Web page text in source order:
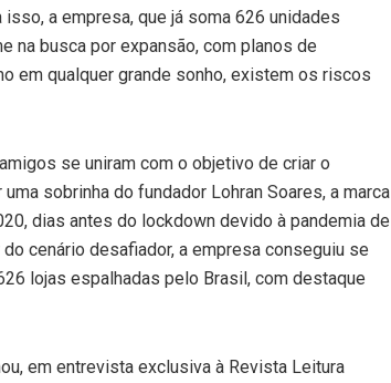
a empresa, que já soma 626 unidades
na busca por expansão, com planos de
em qualquer grande sonho, existem os riscos
se uniram com o objetivo de criar o
sobrinha do fundador Lohran Soares, a marca
dias antes do lockdown devido à pandemia de
cenário desafiador, a empresa conseguiu se
lojas espalhadas pelo Brasil, com destaque
em entrevista exclusiva à Revista Leitura